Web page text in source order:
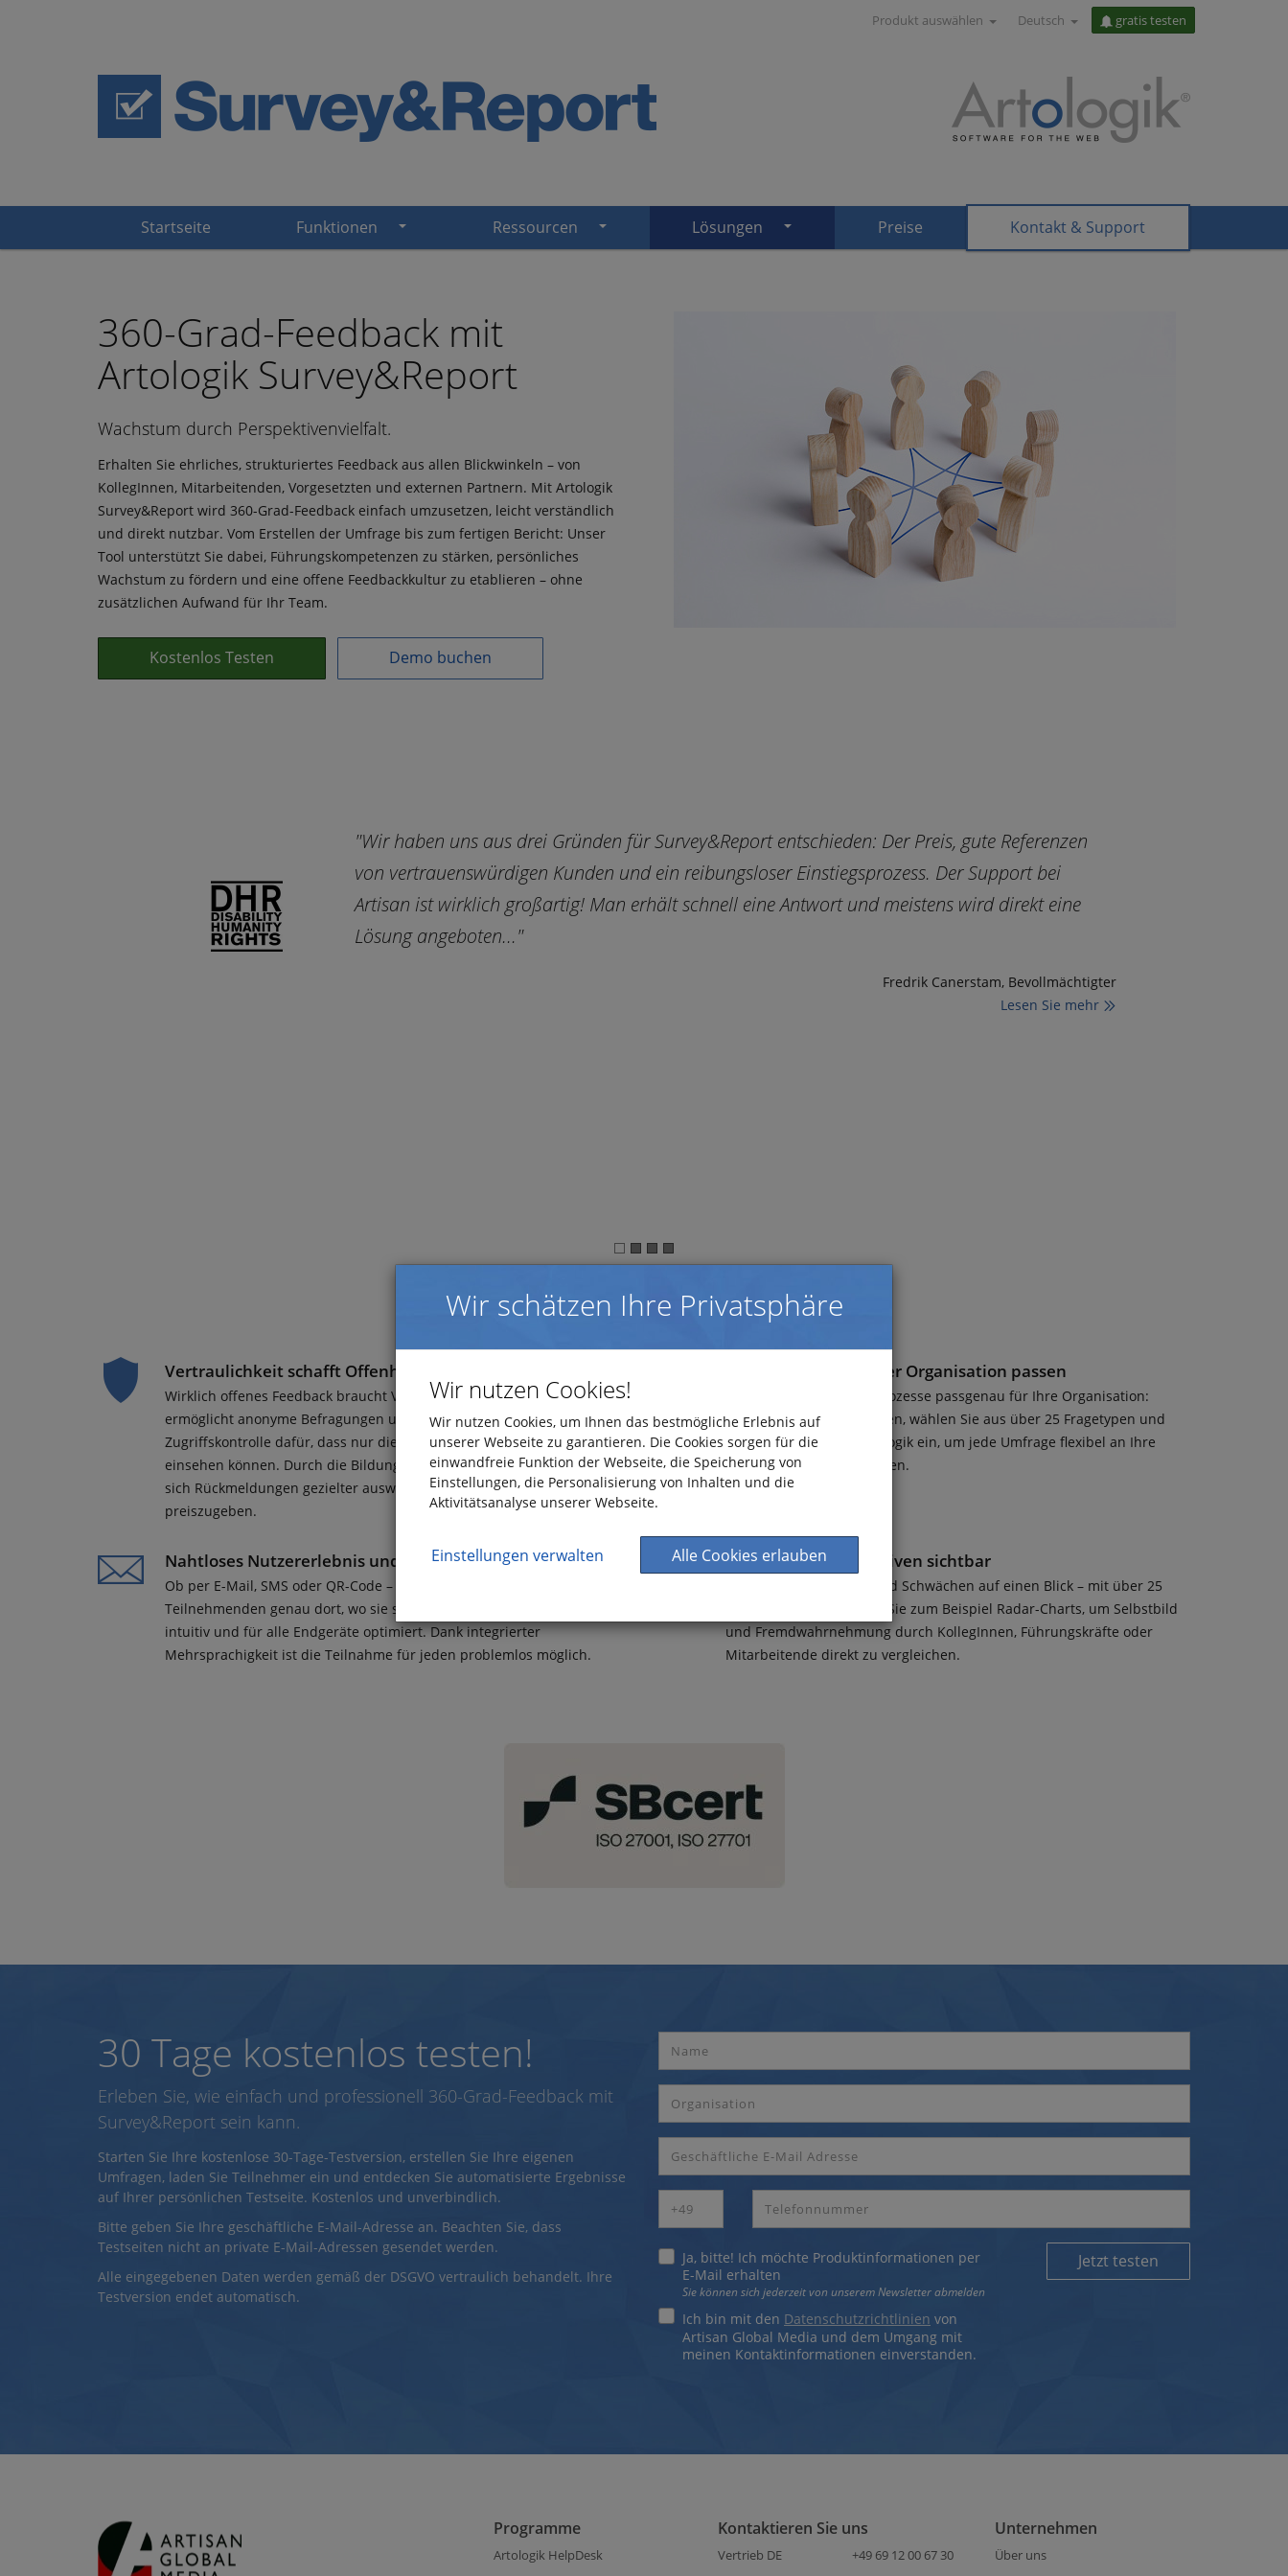
Produkt auswählen Deutsch gratis testen
Startseite Funktionen Ressourcen Lösungen Preise Kontakt & Support
360-Grad-Feedback mit
Artologik Survey&Report
Wachstum durch Perspektivenvielfalt.
Erhalten Sie ehrliches, strukturiertes Feedback aus allen Blickwinkeln – von
KollegInnen, Mitarbeitenden, Vorgesetzten und externen Partnern. Mit Artologik
Survey&Report wird 360-Grad-Feedback einfach umzusetzen, leicht verständlich
und direkt nutzbar. Vom Erstellen der Umfrage bis zum fertigen Bericht: Unser
Tool unterstützt Sie dabei, Führungskompetenzen zu stärken, persönliches
Wachstum zu fördern und eine offene Feedbackkultur zu etablieren – ohne
zusätzlichen Aufwand für Ihr Team.
Kostenlos Testen Demo buchen
"Wir haben uns aus drei Gründen für Survey&Report entschieden: Der Preis, gute Referenzen
von vertrauenswürdigen Kunden und ein reibungsloser Einstiegsprozess. Der Support bei
Artisan ist wirklich großartig! Man erhält schnell eine Antwort und meistens wird direkt eine
Lösung angeboten..."
Fredrik Canerstam, Bevollmächtigter
Lesen Sie mehr
Vertraulichkeit schafft Offenheit
Wirklich offenes Feedback braucht Vertrauen. Survey&Report
ermöglicht anonyme Befragungen und sorgt mit rollenbasierter
Zugriffskontrolle dafür, dass nur die richtigen Personen Ergebnisse
einsehen können. Durch die Bildung von Befragtenkategorien lassen
sich Rückmeldungen gezielter auswerten, ohne individuelle Identitäten
preiszugeben.
Umfragen, die zu Ihrer Organisation passen
Gestalten Sie Feedbackprozesse passgenau für Ihre Organisation:
Nutzen Sie eigene Vorlagen, wählen Sie aus über 25 Fragetypen und
setzen Sie Verzweigungslogik ein, um jede Umfrage flexibel an Ihre
Anforderungen anzupassen.
Nahtloses Nutzererlebnis und flexible Verteilung
Ob per E-Mail, SMS oder QR-Code – Ihre Umfragen erreichen die
Teilnehmenden genau dort, wo sie sind. Die Benutzeroberfläche ist
intuitiv und für alle Endgeräte optimiert. Dank integrierter
Mehrsprachigkeit ist die Teilnahme für jeden problemlos möglich.
Machen Sie Perspektiven sichtbar
Entdecken Sie Stärken und Schwächen auf einen Blick – mit über 25
Diagrammtypen. Nutzen Sie zum Beispiel Radar-Charts, um Selbstbild
und Fremdwahrnehmung durch KollegInnen, Führungskräfte oder
Mitarbeitende direkt zu vergleichen.
30 Tage kostenlos testen!
Erleben Sie, wie einfach und professionell 360-Grad-Feedback mit
Survey&Report sein kann.
Starten Sie Ihre kostenlose 30-Tage-Testversion, erstellen Sie Ihre eigenen
Umfragen, laden Sie Teilnehmer ein und entdecken Sie automatisierte Ergebnisse
auf Ihrer persönlichen Testseite. Kostenlos und unverbindlich.
Bitte geben Sie Ihre geschäftliche E-Mail-Adresse an. Beachten Sie, dass
Testseiten nicht an private E-Mail-Adressen gesendet werden.
Alle eingegebenen Daten werden gemäß der DSGVO vertraulich behandelt. Ihre
Testversion endet automatisch.
Ja, bitte! Ich möchte Produktinformationen per
E-Mail erhalten
Sie können sich jederzeit von unserem Newsletter abmelden
Ich bin mit den Datenschutzrichtlinien von
Artisan Global Media und dem Umgang mit
meinen Kontaktinformationen einverstanden.
Jetzt testen
Programme
Artologik HelpDesk
Kontaktieren Sie uns
Vertrieb DE
+49 69 12 00 67 30
Unternehmen
Über uns
Wir schätzen Ihre Privatsphäre
Wir nutzen Cookies!
Wir nutzen Cookies, um Ihnen das bestmögliche Erlebnis auf
unserer Webseite zu garantieren. Die Cookies sorgen für die
einwandfreie Funktion der Webseite, die Speicherung von
Einstellungen, die Personalisierung von Inhalten und die
Aktivitätsanalyse unserer Webseite.
Einstellungen verwalten Alle Cookies erlauben